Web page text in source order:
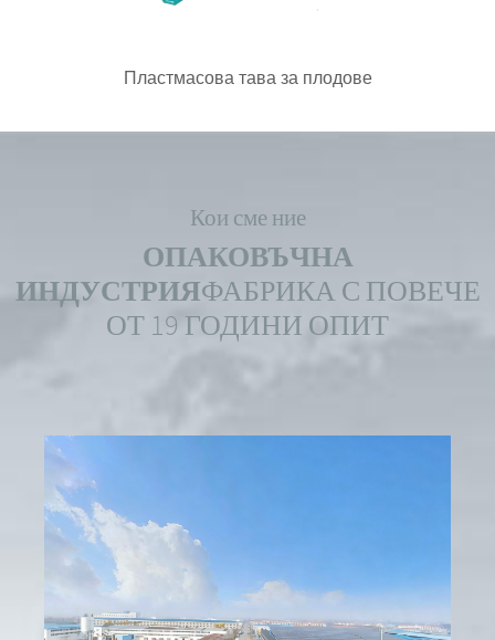
Пластмасова тава за плодове
Кои сме ние
ОПАКОВЪЧНА
ИНДУСТРИЯФАБРИКА С ПОВЕЧЕ
ОТ 19 ГОДИНИ ОПИТ